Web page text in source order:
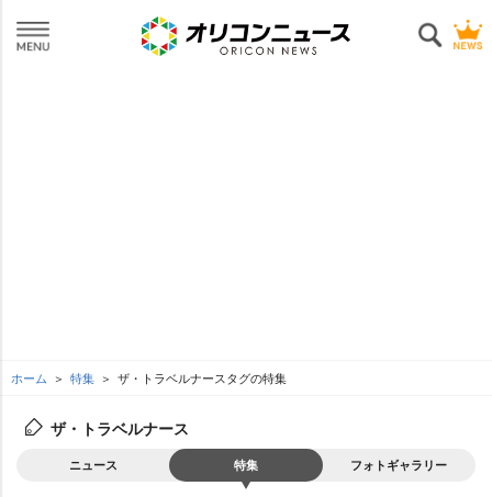
ホーム 特集 ザ・トラベルナースタグの特集
ザ・トラベルナース
ニュース 特集 フォトギャラリー